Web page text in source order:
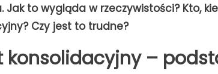
Jak to wygląda w rzeczywistości? Kto,
Czy jest to trudne?
konsolidacyjny –